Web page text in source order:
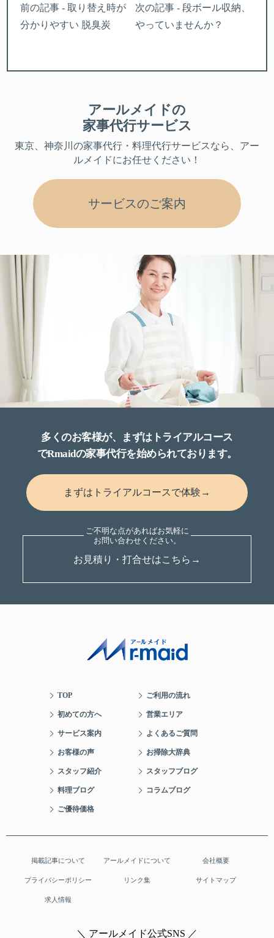
前の記事 - 取り替え時が
分かりやすい 脱臭炭
次の記事 - 段ボール収納、
やっていませんか？
アールメイドの
家事代行サービス
東京、神奈川 の家事代行・料理代行サービスなら、アー
ルメイドにお任せください！
サービスのご案内
多くのお客様が、まずはトライアルコース
でRmaidの家事代行を始められております。
まずはトライアルコースで体験→
お見積り・打合せはこちら→
TOP ご利用の流れ
初めての方へ 営業エリア
サービス案内 よくあるご質問
お客様の声 お掃除大辞典
スタッフ紹介 スタッフブログ
料理ブログ コラムブログ
ご優待価格
掲載記事について アールメイドについて 会社概要
プライバシーポリシー リンク集 サイトマップ
求人情報
＼ アールメイド公式SNS ／